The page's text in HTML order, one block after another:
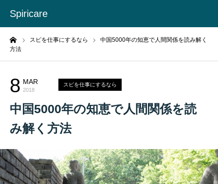
Spiricare
スピを仕事にするなら
中国5000年の知恵で人間関係を読み解く
方法
8 MAR
2018
スピを仕事にするなら
中国5000年の知恵で人間関係を読
み解く方法